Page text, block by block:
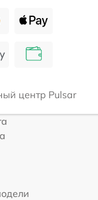
центр Pulsar